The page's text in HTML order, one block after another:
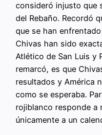
consideró injusto que
del Rebaño. Recordó
que se han
Chivas han sido
Atlético de San Luis y
remarcó, es que
resultados y América
como se esperaba.
rojiblanco responde a
únicamente a un